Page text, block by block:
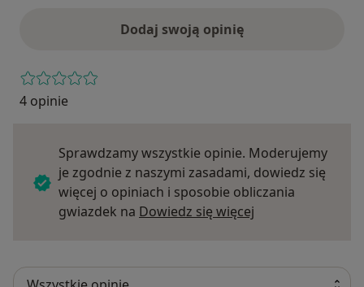
Dodaj swoją opinię
4 opinie
Sprawdzamy wszystkie opinie. Moderujemy
je zgodnie z naszymi zasadami, dowiedz się
więcej o opiniach i sposobie obliczania
gwiazdek na Dowiedz się więcej